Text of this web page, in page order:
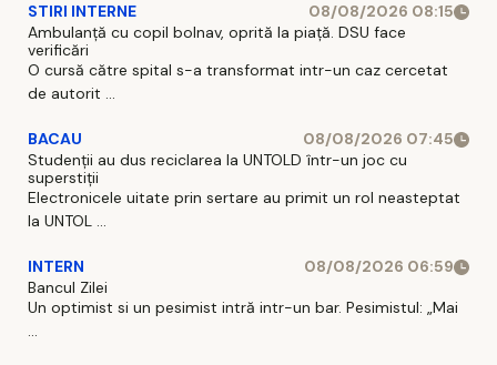
STIRI INTERNE
08/08/2026 08:15
Ambulanță cu copil bolnav, oprită la piață. DSU face
verificări
O cursă către spital s-a transformat intr-un caz cercetat
de autorit ...
BACAU
08/08/2026 07:45
Studenții au dus reciclarea la UNTOLD într-un joc cu
superstiții
Electronicele uitate prin sertare au primit un rol neasteptat
la UNTOL ...
INTERN
08/08/2026 06:59
Bancul Zilei
Un optimist si un pesimist intră intr-un bar. Pesimistul: „Mai
...